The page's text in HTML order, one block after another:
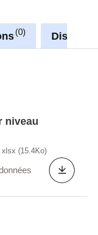
0
niveau
xlsx (15.4Ko)